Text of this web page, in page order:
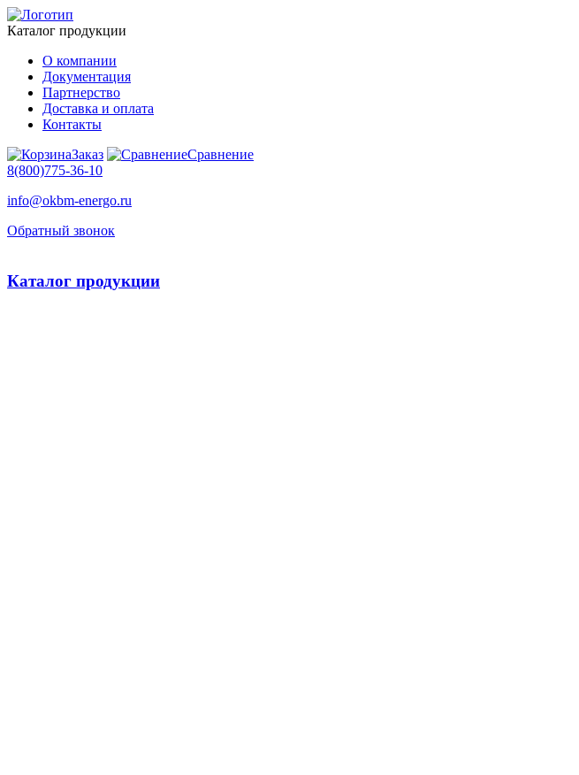
Каталог продукции
О компании
Документация
Партнерство
Доставка и оплата
Контакты
Заказ
Сравнение
8(800)775-36-10
info@okbm-energo.ru
Обратный звонок
Каталог продукции